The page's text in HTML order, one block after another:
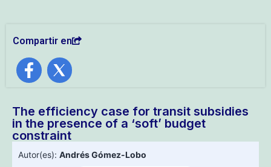
Compartir en
The efficiency case for transit subsidies
in the presence of a ‘soft’ budget
constraint
Autor(es): Andrés Gómez-Lobo